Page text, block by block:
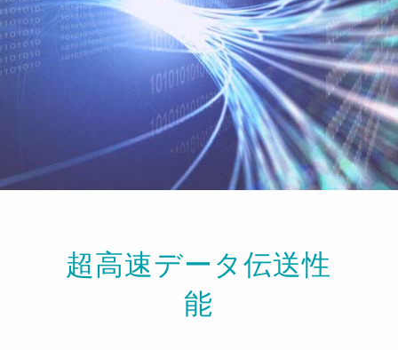
超高速データ伝送性
能